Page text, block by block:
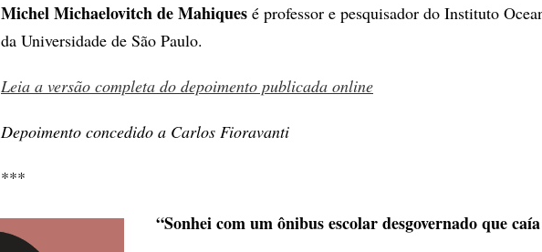
Michel Michaelovitch de Mahiques é professor e pesquisador do Instituto
da Universidade de São Paulo.
Leia a versão completa do depoimento publicada online
Depoimento concedido a Carlos Fioravanti
***
“Sonhei com um ônibus escolar desgovernado que